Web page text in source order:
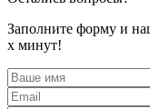
Заполните форму и
х минут!